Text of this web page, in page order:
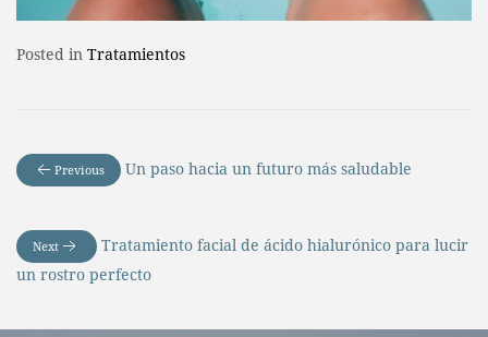
Posted in Tratamientos
Previous Un paso hacia un futuro más saludable
Next
Tratamiento facial de ácido hialurónico para lucir
un rostro perfecto